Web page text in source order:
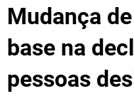
Mudança
base na
pessoas